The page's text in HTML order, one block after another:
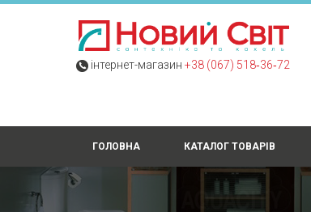
інтернет-магазин +38 (067) 518‑36‑72
ГОЛОВНА КАТАЛОГ ТОВАРІВ